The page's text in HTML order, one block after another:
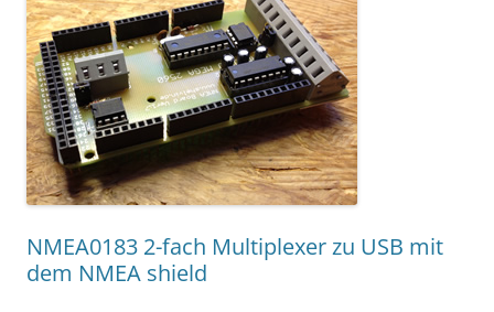
NMEA0183 2-fach Multiplexer zu USB mit
dem NMEA shield